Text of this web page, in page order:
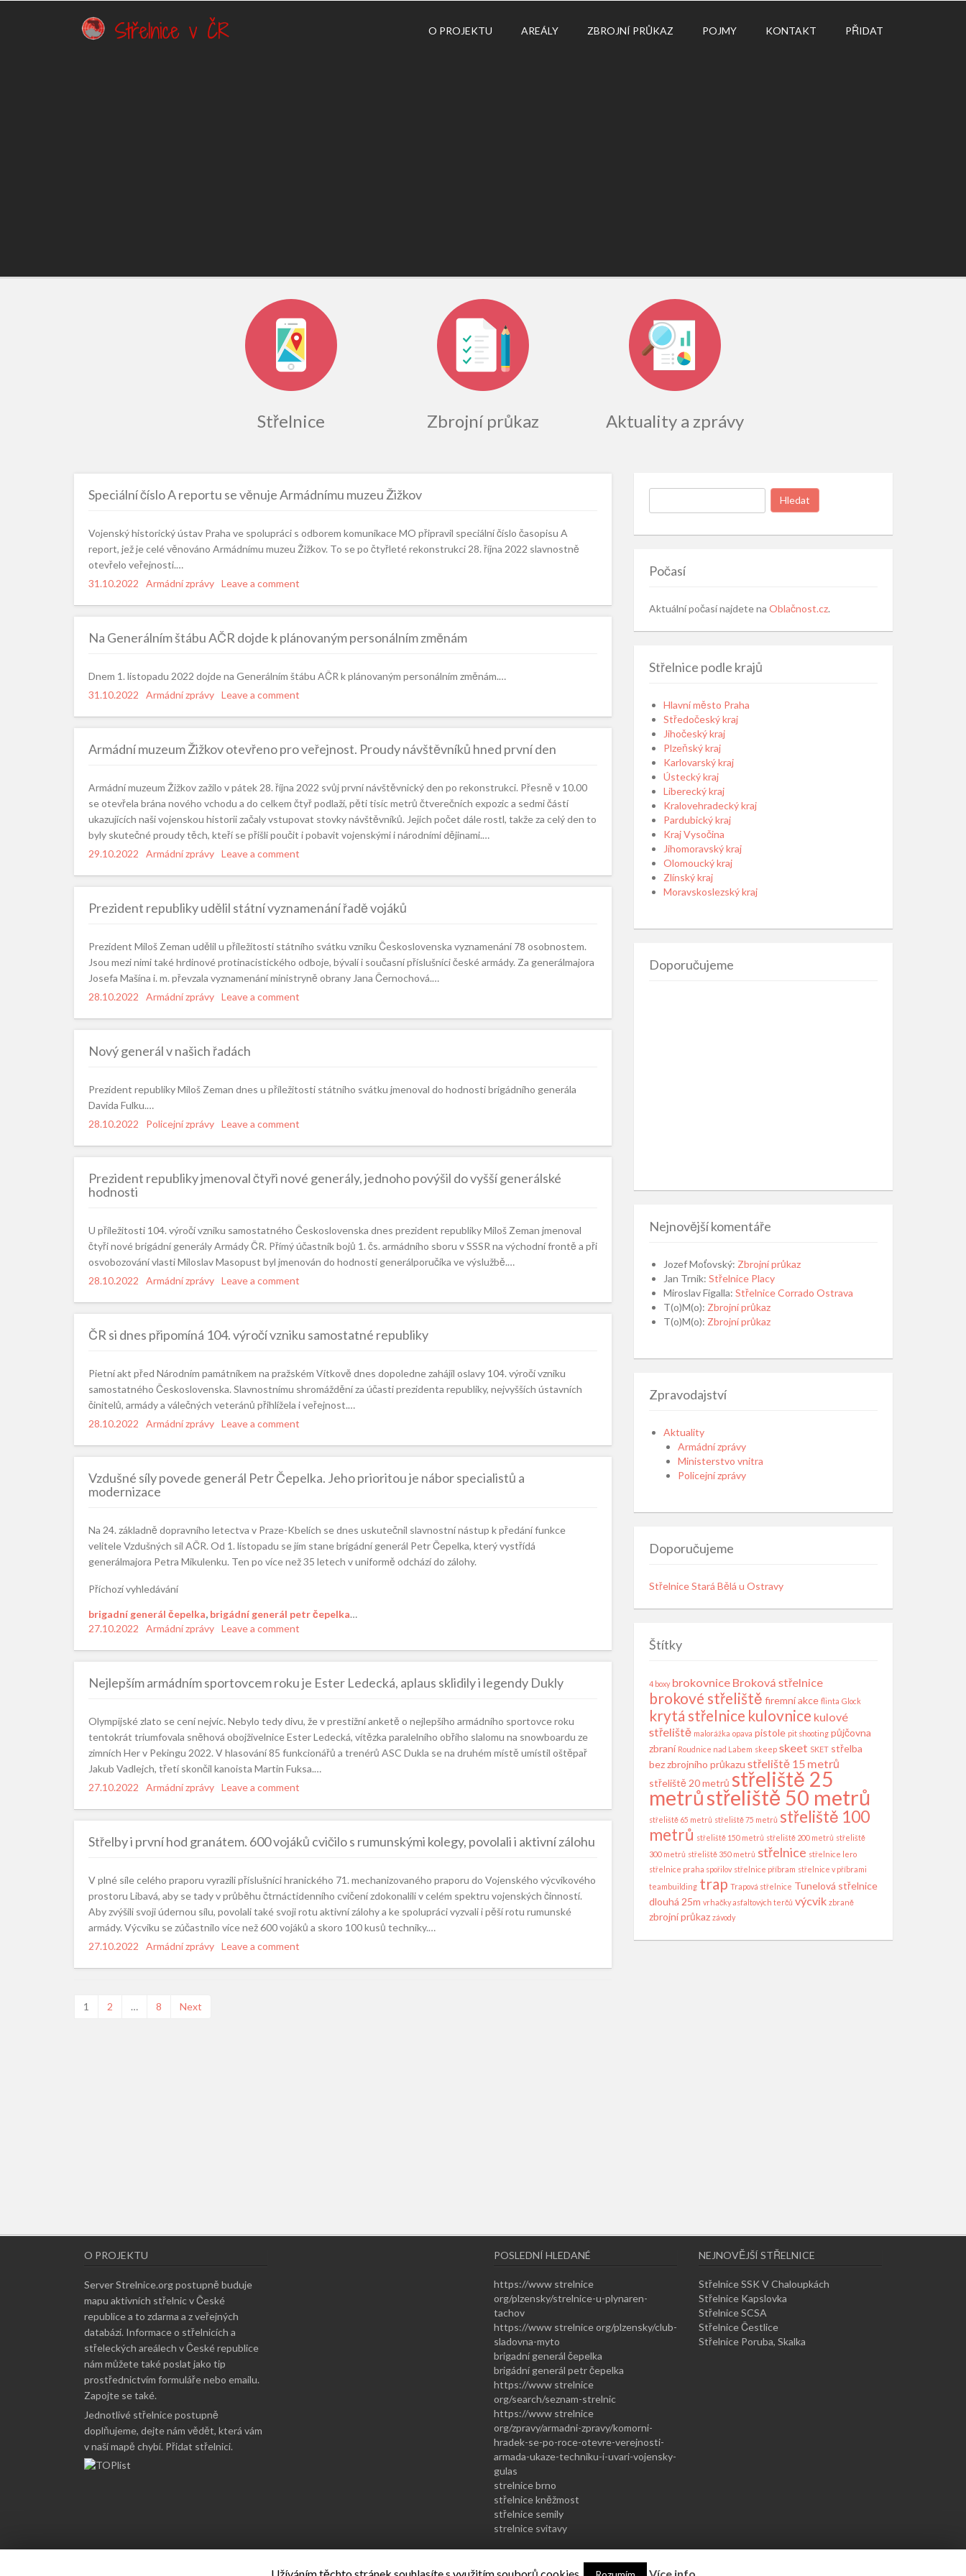
O PROJEKTU AREÁLY ZBROJNÍ PRŮKAZ POJMY KONTAKT PŘIDAT
Střelnice Zbrojní průkaz Aktuality a zprávy
Speciální číslo A reportu se věnuje Armádnímu muzeu Žižkov
Vojenský historický ústav Praha ve spolupráci s odborem komunikace MO připravil speciální číslo časopisu A
report, jež je celé věnováno Armádnímu muzeu Žižkov. To se po čtyřleté rekonstrukci 28. října 2022 slavnostně
otevřelo veřejnosti.…
Posted
31.10.2022 Categories
Armádní zprávy Leave a comment
Na Generálním štábu AČR dojde k plánovaným personálním změnám
Dnem 1. listopadu 2022 dojde na Generálním štábu AČR k plánovaným personálním změnám.…
Posted
31.10.2022 Categories
Armádní zprávy Leave a comment
Armádní muzeum Žižkov otevřeno pro veřejnost. Proudy návštěvníků hned první den
Armádní muzeum Žižkov zažilo v pátek 28. října 2022 svůj první návštěvnický den po rekonstrukci. Přesně v 10.00
se otevřela brána nového vchodu a do celkem čtyř podlaží, pěti tisíc metrů čtverečních expozic a sedmi částí
ukazujících naši vojenskou historii začaly vstupovat stovky návštěvníků. Jejich počet dále rostl, takže za celý den to
byly skutečné proudy těch, kteří se přišli poučit i pobavit vojenskými i národními dějinami.…
Posted
29.10.2022 Categories
Armádní zprávy Leave a comment
Prezident republiky udělil státní vyznamenání řadě vojáků
Prezident Miloš Zeman udělil u příležitosti státního svátku vzniku Československa vyznamenání 78 osobnostem.
Jsou mezi nimi také hrdinové protinacistického odboje, bývalí i současní příslušníci české armády. Za generálmajora
Josefa Mašína i. m. převzala vyznamenání ministryně obrany Jana Černochová.…
Posted
28.10.2022 Categories
Armádní zprávy Leave a comment
Nový generál v našich řadách
Prezident republiky Miloš Zeman dnes u příležitosti státního svátku jmenoval do hodnosti brigádního generála
Davida Fulku.…
Posted
28.10.2022 Categories
Policejní zprávy Leave a comment
Prezident republiky jmenoval čtyři nové generály, jednoho povýšil do vyšší generálské
hodnosti
U příležitosti 104. výročí vzniku samostatného Československa dnes prezident republiky Miloš Zeman jmenoval
čtyři nové brigádní generály Armády ČR. Přímý účastník bojů 1. čs. armádního sboru v SSSR na východní frontě a při
osvobozování vlasti Miloslav Masopust byl jmenován do hodnosti generálporučíka ve výslužbě.…
Posted
28.10.2022 Categories
Armádní zprávy Leave a comment
ČR si dnes připomíná 104. výročí vzniku samostatné republiky
Pietní akt před Národním památníkem na pražském Vítkově dnes dopoledne zahájil oslavy 104. výročí vzniku
samostatného Československa. Slavnostnímu shromáždění za účasti prezidenta republiky, nejvyšších ústavních
činitelů, armády a válečných veteránů přihlížela i veřejnost.…
Posted
28.10.2022 Categories
Armádní zprávy Leave a comment
Vzdušné síly povede generál Petr Čepelka. Jeho prioritou je nábor specialistů a
modernizace
Na 24. základně dopravního letectva v Praze-Kbelích se dnes uskutečnil slavnostní nástup k předání funkce
velitele Vzdušných sil AČR. Od 1. listopadu se jím stane brigádní generál Petr Čepelka, který vystřídá
generálmajora Petra Mikulenku. Ten po více než 35 letech v uniformě odchází do zálohy.
Příchozí vyhledávání
brigadní generál čepelka, brigádní generál petr čepelka…
Posted
27.10.2022 Categories
Armádní zprávy Leave a comment
Nejlepším armádním sportovcem roku je Ester Ledecká, aplaus sklidily i legendy Dukly
Olympijské zlato se cení nejvíc. Nebylo tedy divu, že v prestižní anketě o nejlepšího armádního sportovce roku
tentokrát triumfovala sněhová obojživelnice Ester Ledecká, vítězka paralelního obřího slalomu na snowboardu ze
zimních Her v Pekingu 2022. V hlasování 85 funkcionářů a trenérů ASC Dukla se na druhém místě umístil oštěpař
Jakub Vadlejch, třetí skončil kanoista Martin Fuksa.…
Posted
27.10.2022 Categories
Armádní zprávy Leave a comment
Střelby i první hod granátem. 600 vojáků cvičilo s rumunskými kolegy, povolali i aktivní zálohu
V plné síle celého praporu vyrazili příslušníci hranického 71. mechanizovaného praporu do Vojenského výcvikového
prostoru Libavá, aby se tady v průběhu čtrnáctidenního cvičení zdokonalili v celém spektru vojenských činností.
Aby zvýšili svoji údernou sílu, povolali také svoji rotu aktivní zálohy a ke spolupráci vyzvali i pěší rotu rumunské
armády. Výcviku se zúčastnilo více než 600 vojáků a skoro 100 kusů techniky.…
Posted
27.10.2022 Categories
Armádní zprávy Leave a comment
Navigace
1 2 … 8 Next
Vyhledávání
Počasí
Aktuální počasí najdete na Oblačnost.cz.
Střelnice podle krajů
Hlavní město Praha
Středočeský kraj
Jihočeský kraj
Plzeňský kraj
Karlovarský kraj
Ústecký kraj
Liberecký kraj
Kralovehradecký kraj
Pardubický kraj
Kraj Vysočina
Jihomoravský kraj
Olomoucký kraj
Zlínský kraj
Moravskoslezský kraj
Doporučujeme
Nejnovější komentáře
Jozef Moťovský: Zbrojní průkaz
Jan Trnik: Střelnice Placy
Miroslav Figalla: Střelnice Corrado Ostrava
T(o)M(o): Zbrojní průkaz
T(o)M(o): Zbrojní průkaz
Zpravodajství
Aktuality
Armádní zprávy
Ministerstvo vnitra
Policejní zprávy
Doporučujeme
Střelnice Stará Bělá u Ostravy
Štítky
4 boxy brokovnice Broková střelnice
brokové střeliště firemní akce flinta Glock
krytá střelnice kulovnice kulové
střeliště malorážka opava pistole pit shooting půjčovna
zbraní Roudnice nad Labem skeep skeet SKET střelba
bez zbrojního průkazu střeliště 15 metrů
střeliště 20 metrů střeliště 25
metrůstřeliště 50 metrů
střeliště 65 metrů střeliště 75 metrů střeliště 100
metrů střeliště 150 metrů střeliště 200 metrů střeliště
300 metrů střeliště 350 metrů střelnice střelnice lero
střelnice praha spořilov střelnice příbram střelnice v příbrami
teambuilding trap Trapová střelnice Tunelová střelnice
dlouhá 25m vrhačky asfaltových terčů výcvik zbraně
zbrojní průkaz závody
O PROJEKTU
Server Strelnice.org postupně buduje
mapu aktivních střelnic v České
republice a to zdarma a z veřejných
databází. Informace o střelnicích a
střeleckých areálech v České republice
nám můžete také poslat jako tip
prostřednictvím formuláře nebo emailu.
Zapojte se také.
Jednotlivé střelnice postupně
doplňujeme, dejte nám vědět, která vám
v naší mapě chybí. Přidat střelnici.
POSLEDNÍ HLEDANÉ
https://www strelnice
org/plzensky/strelnice-u-plynaren-
tachov
https://www strelnice org/plzensky/club-
sladovna-myto
brigadní generál čepelka
brigádní generál petr čepelka
https://www strelnice
org/search/seznam-strelnic
https://www strelnice
org/zpravy/armadni-zpravy/komorni-
hradek-se-po-roce-otevre-verejnosti-
armada-ukaze-techniku-i-uvari-vojensky-
gulas
strelnice brno
střelnice kněžmost
střelnice semily
strelnice svitavy
NEJNOVĚJŠÍ STŘELNICE
Střelnice SSK V Chaloupkách
Střelnice Kapslovka
Střelnice SCSA
Střelnice Čestlice
Střelnice Poruba, Skalka
Copyright © 2026 Directory Starter Theme - Powered by WordPress.